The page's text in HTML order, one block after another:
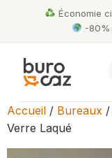
Économie
-80%
Accueil / Bureaux /
Verre Laqué